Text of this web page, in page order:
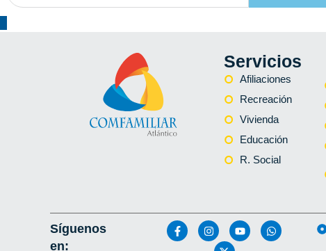
Servicios
Afiliaciones
Recreación
Vivienda
Educación
R. Social
Síguenos
en: